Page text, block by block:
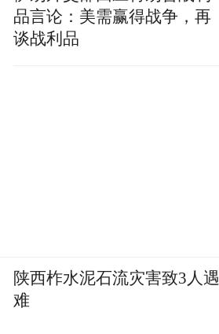
品言论：美需赢得战争，再
谈战利品
陕西柞水泥石流灾害致3人遇
难